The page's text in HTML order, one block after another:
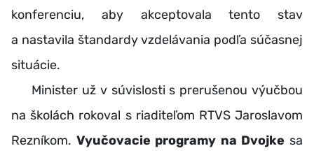
konferenciu, aby akceptovala tento stav
a nastavila štandardy vzdelávania podľa súčasnej
situácie.
Minister už v súvislosti s prerušenou výučbou
na školách rokoval s riaditeľom RTVS Jaroslavom
Rezníkom. Vyučovacie programy na Dvojke sa